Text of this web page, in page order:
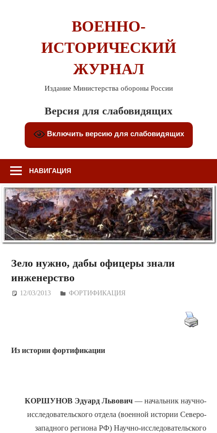
ВОЕННО-
ИСТОРИЧЕСКИЙ
ЖУРНАЛ
Издание Министерства обороны России
Версия для слабовидящих
Включить версию для слабовидящих
НАВИГАЦИЯ
Зело нужно, дабы офицеры знали
инженерство
12/03/2013 Дежурный по Редакции
ФОРТИФИКАЦИЯ
Из истории фортификации
КОРШУНОВ Эдуард Львович— начальник научно-
исследовательского отдела (военной истории Северо-
западного региона РФ) Научно-исследовательского